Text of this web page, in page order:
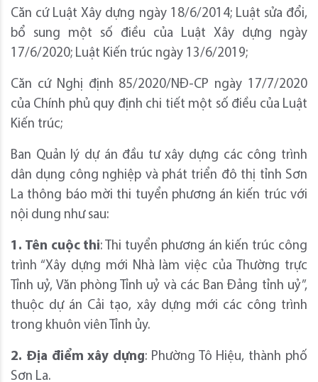
Căn cứ Luật Xây dựng ngày 18/6/2014; Luật sửa đổi,
bổ sung một số điều của Luật Xây dựng ngày
17/6/2020; Luật Kiến trúc ngày 13/6/2019;
Căn cứ Nghị định 85/2020/NĐ-CP ngày 17/7/2020
của Chính phủ quy định chi tiết một số điều của Luật
Kiến trúc;
Ban Quản lý dự án đầu tư xây dựng các công trình
dân dụng công nghiệp và phát triển đô thị tỉnh Sơn
La thông báo mời thi tuyển phương án kiến trúc với
nội dung như sau:
1. Tên cuộc thi: Thi tuyển phương án kiến trúc công
trình “Xây dựng mới Nhà làm việc của Thường trực
Tỉnh uỷ, Văn phòng Tỉnh uỷ và các Ban Đảng tỉnh uỷ”,
thuộc dự án Cải tạo, xây dựng mới các công trình
trong khuôn viên Tỉnh ủy.
2. Địa điểm xây dựng: Phường Tô Hiệu, thành phố
Sơn La.